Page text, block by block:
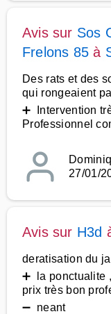
Avis sur Sos
Frelons 85 à
Des rats et des
qui rongeaient
➕ Intervention
Professionnel
27/01/
Avis sur H3d
deratisation du
➕ la ponctualite
prix très bon
➖ neant